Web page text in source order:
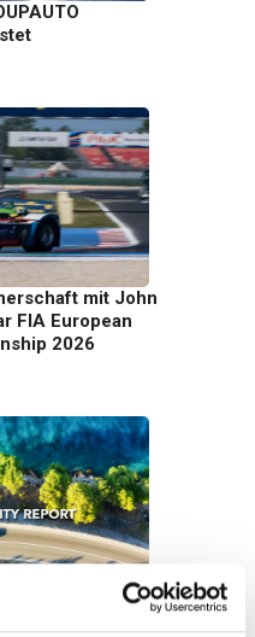
mit John
FIA European
2026
Wachstum